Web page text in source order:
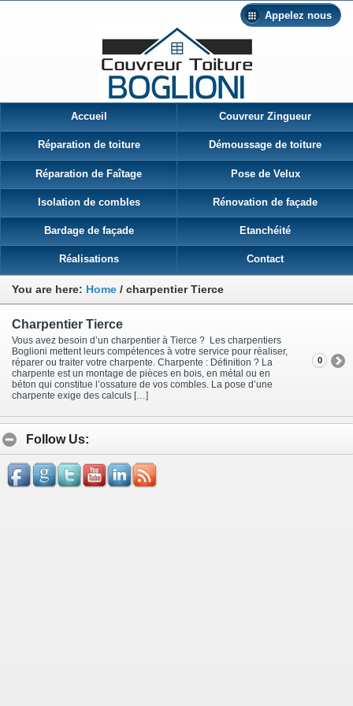
Appelez nous
Accueil Couvreur Zingueur
Réparation de toiture Démoussage de toiture
Réparation de Faîtage Pose de Velux
Isolation de combles Rénovation de façade
Bardage de façade Etanchéité
Réalisations Contact
You are here: Home / charpentier Tierce
Charpentier Tierce
Vous avez besoin d’un charpentier à Tierce ? Les charpentiers
Boglioni mettent leurs compétences à votre service pour réaliser,
réparer ou traiter votre charpente. Charpente : Définition ? La
charpente est un montage de pièces en bois, en métal ou en
béton qui constitue l’ossature de vos combles. La pose d’une
charpente exige des calculs […]
0
Follow Us: